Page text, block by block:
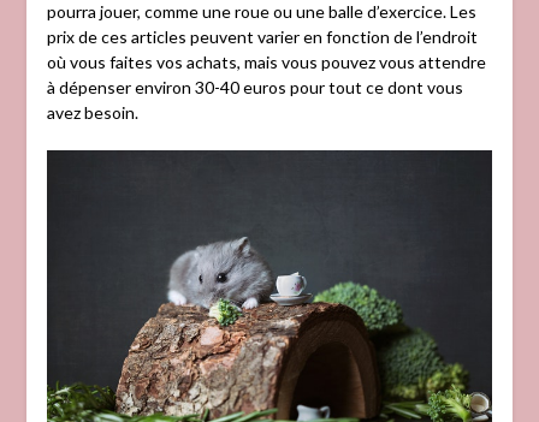
pourra jouer, comme une roue ou une balle d’exercice. Les
prix de ces articles peuvent varier en fonction de l’endroit
où vous faites vos achats, mais vous pouvez vous attendre
à dépenser environ 30-40 euros pour tout ce dont vous
avez besoin.